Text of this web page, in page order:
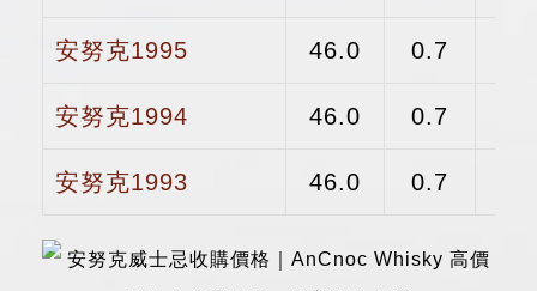
安努克1995 46.0 0.7
安努克1994 46.0 0.7
安努克1993 46.0 0.7